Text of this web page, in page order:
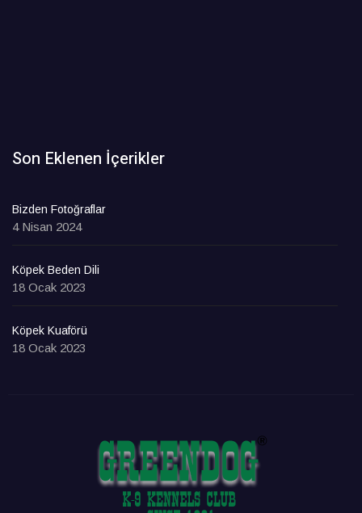
Son Eklenen İçerikler
Bizden Fotoğraflar
4 Nisan 2024
Köpek Beden Dili
18 Ocak 2023
Köpek Kuaförü
18 Ocak 2023